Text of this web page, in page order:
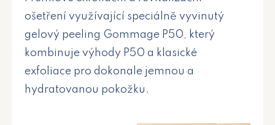
ošetření využívající speciálně vyvinutý
gelový peeling Gommage P50, který
kombinuje výhody P50 a klasické
exfoliace pro dokonale jemnou a
hydratovanou pokožku.